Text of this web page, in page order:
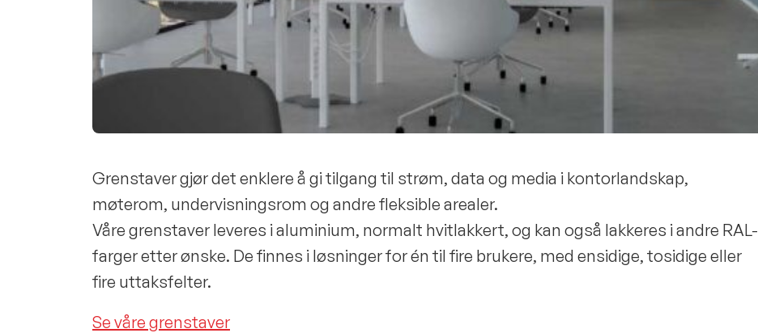
Grenstaver gjør det enklere å gi tilgang til strøm, data og media i kontorlandskap,
møterom, undervisningsrom og andre fleksible arealer.
Våre grenstaver leveres i aluminium, normalt hvitlakkert, og kan også lakkeres i andre RAL-
farger etter ønske. De finnes i løsninger for én til fire brukere, med ensidige, tosidige eller
fire uttaksfelter.
Se våre grenstaver